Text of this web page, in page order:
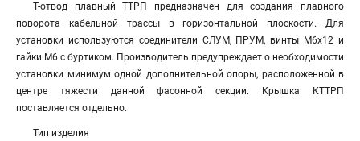
Т-отвод плавный ТТРП предназначен для создания плавного
поворота кабельной трассы в горизонтальной плоскости. Для
установки используются соединители СЛУМ, ПРУМ, винты М6х12 и
гайки М6 с буртиком. Производитель предупреждает о необходимости
установки минимум одной дополнительной опоры, расположенной в
центре тяжести данной фасонной секции. Крышка КТТРП
поставляется отдельно.
Тип изделия